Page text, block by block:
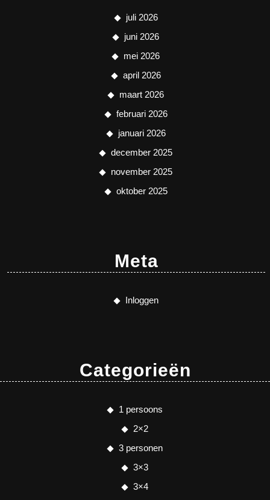
juli 2026
juni 2026
mei 2026
april 2026
maart 2026
februari 2026
januari 2026
december 2025
november 2025
oktober 2025
Meta
Inloggen
Categorieën
1 persoons
2×2
3 personen
3×3
3×4